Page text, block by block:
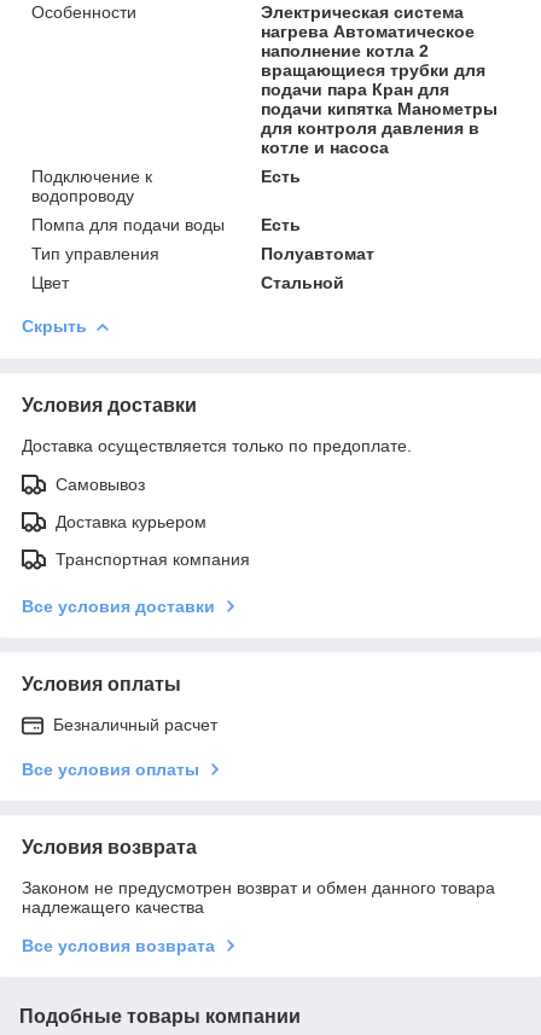
Особенности
Электрическая система
нагрева Автоматическое
наполнение котла 2
вращающиеся трубки для
подачи пара Кран для
подачи кипятка Манометры
для контроля давления в
котле и насоса
Подключение к
водопроводу
Есть
Помпа для подачи воды
Есть
Тип управления
Полуавтомат
Цвет
Стальной
Скрыть
Условия доставки
Доставка осуществляется только по предоплате.
Самовывоз
Доставка курьером
Транспортная компания
Все условия доставки
Условия оплаты
Безналичный расчет
Все условия оплаты
Условия возврата
Законом не предусмотрен возврат и обмен данного товара
надлежащего качества
Все условия возврата
Подобные товары компании